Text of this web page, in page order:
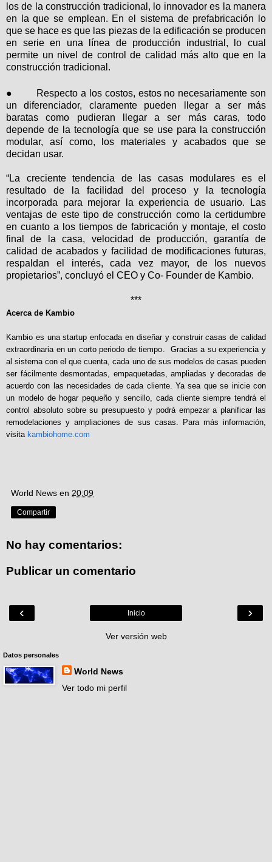
los de la construcción tradicional, lo innovador es la manera
en la que se emplean. En el sistema de prefabricación lo
que se hace es que las piezas de la edificación se producen
en serie en una línea de producción industrial, lo cual
permite un nivel de control de calidad más alto que en la
construcción tradicional.
● Respecto a los costos, estos no necesariamente son
un diferenciador, claramente pueden llegar a ser más
baratas como pudieran llegar a ser más caras, todo
depende de la tecnología que se use para la construcción
modular, así como, los materiales y acabados que se
decidan usar.
“La creciente tendencia de las casas modulares
es el
resultado de la facilidad del proceso y la tecnología
incorporada para mejorar la experiencia de usuario. Las
ventajas de este tipo de construcción como la certidumbre
en cuanto a los tiempos de fabricación y montaje, el costo
final de la casa, velocidad de producción, garantía de
calidad de acabados y facilidad de modificaciones futuras,
respaldan el interés, cada vez mayor, de los nuevos
propietarios”, concluyó el CEO y Co- Founder de Kambio.
***
Acerca de Kambio
Kambio es una startup enfocada en diseñar y construir casas de calidad
extraordinaria en un corto periodo de tiempo.
Gracias a su experiencia y
al sistema con el que cuenta, cada uno de sus modelos de casas pueden
ser fácilmente desmontadas, empaquetadas, ampliadas y decoradas de
acuerdo con las necesidades de cada cliente. Ya sea que se inicie con
un modelo de hogar pequeño y sencillo, cada cliente siempre tendrá el
control absoluto sobre su presupuesto y podrá empezar a planificar las
remodelaciones y ampliaciones de sus casas. Para más información,
visita kambiohome.com
World News en 20:09
Compartir
No hay comentarios:
Publicar un comentario
‹ ›
Inicio
Ver versión web
Datos personales
World News
Ver todo mi perfil